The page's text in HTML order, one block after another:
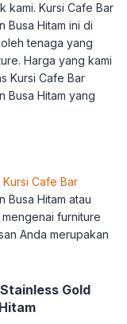
kami. Kursi Cafe Bar
Busa Hitam ini di
tenaga yang
Harga yang kami
Kursi Cafe Bar
Busa Hitam yang
Kursi Cafe Bar
Busa Hitam atau
furniture
Anda merupakan
Gold